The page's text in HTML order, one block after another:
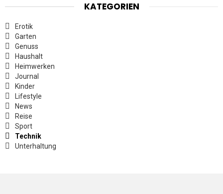
KATEGORIEN
Erotik
Garten
Genuss
Haushalt
Heimwerken
Journal
Kinder
Lifestyle
News
Reise
Sport
Technik
Unterhaltung